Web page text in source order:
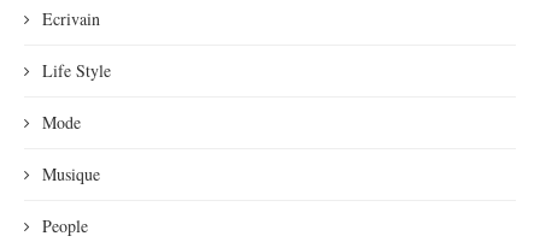
Ecrivain
Life Style
Mode
Musique
People